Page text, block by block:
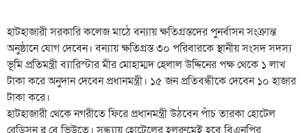
হাটহাজারী সরকারি কলেজ মাঠে বন্যায় ক্ষতিগ্রস্তদের পুনর্বাসন সংক্রান্ত
অনুষ্ঠানে যোগ দেবেন। বন্যায় ক্ষতিগ্রস্ত ৩০ পরিবারকে স্থানীয় সংসদ সদস্য
ভূমি প্রতিমন্ত্রী ব্যারিস্টার মীর মোহাম্মদ হেলাল উদ্দিনের পক্ষ থেকে ১ লাখ
টাকা করে অনুদান দেবেন প্রধানমন্ত্রী। ১৫ জন প্রতিবন্ধীকে দেবেন ১০ হাজার
টাকা করে।
হাটহাজারী থেকে নগরীতে ফিরে প্রধানমন্ত্রী উঠবেন পাঁচ তারকা হোটেল
রেডিসন ব্লু বে ভিউতে। সন্ধ্যায় হোটেলের হলরুমেই হবে বিএনপির